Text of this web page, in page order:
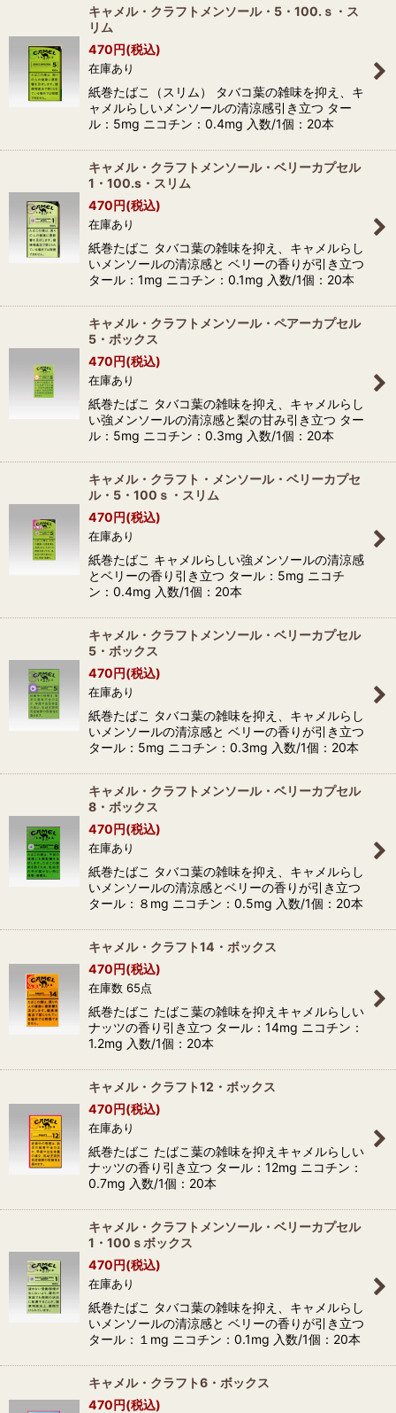
キャメル・クラフトメンソール・5・100.ｓ・ス
リム
470円(税込)
在庫あり
紙巻たばこ（スリム） タバコ葉の雑味を抑え、キ
ャメルらしいメンソールの清涼感引き立つ ター
ル：5mg ニコチン：0.4mg 入数/1個：20本
キャメル・クラフトメンソール・ベリーカプセル
1・100.s・スリム
470円(税込)
在庫あり
紙巻たばこ タバコ葉の雑味を抑え、キャメルらし
いメンソールの清涼感と ベリーの香りが引き立つ
タール：1mg ニコチン：0.1mg 入数/1個：20本
キャメル・クラフトメンソール・ペアーカプセル
5・ボックス
470円(税込)
在庫あり
紙巻たばこ タバコ葉の雑味を抑え、キャメルらし
い強メンソールの清涼感と梨の甘み引き立つ ター
ル：5mg ニコチン：0.3mg 入数/1個：20本
キャメル・クラフト・メンソール・ベリーカプセ
ル・5・100ｓ・スリム
470円(税込)
在庫あり
紙巻たばこ キャメルらしい強メンソールの清涼感
とベリーの香り引き立つ タール：5mg ニコチ
ン：0.4mg 入数/1個：20本
キャメル・クラフトメンソール・ベリーカプセル
5・ボックス
470円(税込)
在庫あり
紙巻たばこ タバコ葉の雑味を抑え、キャメルらし
いメンソールの清涼感と ベリーの香りが引き立つ
タール：5mg ニコチン：0.3mg 入数/1個：20本
キャメル・クラフトメンソール・ベリーカプセル
8・ボックス
470円(税込)
在庫あり
紙巻たばこ タバコ葉の雑味を抑え、キャメルらし
いメンソールの清涼感とベリーの香りが引き立つ
タール：８mg ニコチン：0.5mg 入数/1個：20本
キャメル・クラフト14・ボックス
470円(税込)
在庫数 65点
紙巻たばこ たばこ葉の雑味を抑えキャメルらしい
ナッツの香り引き立つ タール：14mg ニコチン：
1.2mg 入数/1個：20本
キャメル・クラフト12・ボックス
470円(税込)
在庫あり
紙巻たばこ たばこ葉の雑味を抑えキャメルらしい
ナッツの香り引き立つ タール：12mg ニコチン：
0.7mg 入数/1個：20本
キャメル・クラフトメンソール・ベリーカプセル
1・100ｓボックス
470円(税込)
在庫あり
紙巻たばこ タバコ葉の雑味を抑え、キャメルらし
いメンソールの清涼感と ベリーの香りが引き立つ
タール：１mg ニコチン：0.1mg 入数/1個：20本
キャメル・クラフト6・ボックス
470円(税込)